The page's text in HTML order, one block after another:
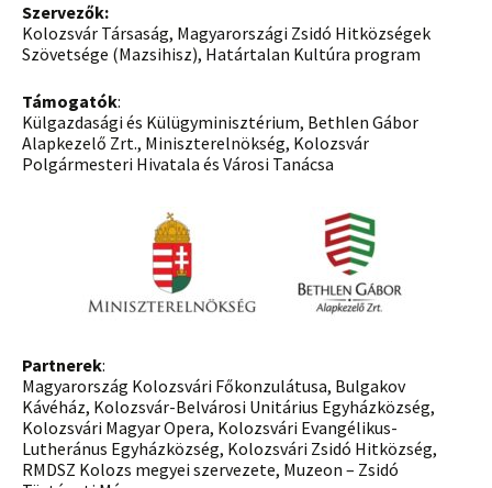
Szervezők:
Kolozsvár Társaság, Magyarországi Zsidó Hitközségek
Szövetsége (Mazsihisz), Határtalan Kultúra program
Támogatók:
Külgazdasági és Külügyminisztérium, Bethlen Gábor
Alapkezelő Zrt., Miniszterelnökség, Kolozsvár
Polgármesteri Hivatala és Városi Tanácsa
Partnerek:
Magyarország Kolozsvári Főkonzulátusa, Bulgakov
Kávéház, Kolozsvár-Belvárosi Unitárius Egyházközség,
Kolozsvári Magyar Opera, Kolozsvári Evangélikus-
Lutheránus Egyházközség, Kolozsvári Zsidó Hitközség,
RMDSZ Kolozs megyei szervezete, Muzeon – Zsidó